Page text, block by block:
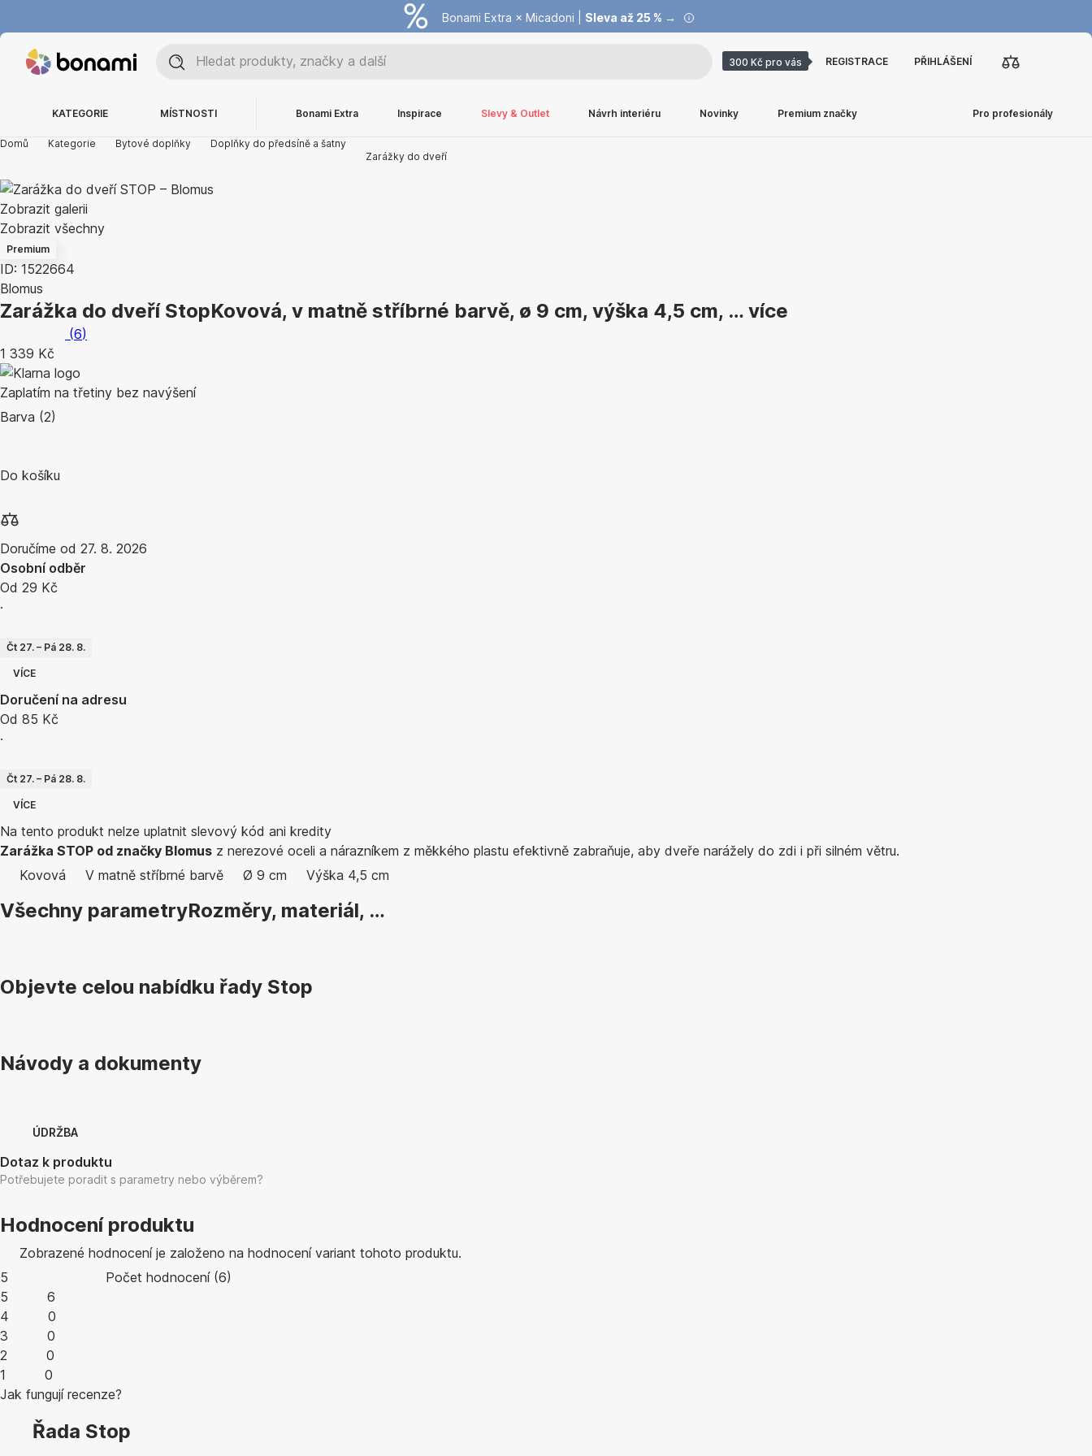
Bonami Extra × Micadoni | Sleva až 25 % →
Summer Sale |Ušetřete až 40 % →
300 Kč pro vás REGISTRACE PŘIHLÁŠENÍ
KATEGORIE MÍSTNOSTI Bonami Extra Inspirace Slevy & Outlet Návrh interiéru Novinky Premium značky Pro profesionály
Domů Kategorie Bytové doplňky
Doplňky do předsíně a šatny
Zarážky do dveří
Zobrazit galerii
Zobrazit všechny
Premium
ID: 1522664
Blomus
Zarážka do dveří StopKovová, v matně stříbrné barvě, ø 9 cm, výška 4,5 cm, … více
(6)
1 339 Kč
Zaplatím na třetiny bez navýšení
Barva (2)
Do košíku
Doručíme od 27. 8. 2026
Osobní odběr
Od 29 Kč
·
Čt 27. – Pá 28. 8.
VÍCE
Doručení na adresu
Od 85 Kč
·
Čt 27. – Pá 28. 8.
VÍCE
Na tento produkt nelze uplatnit slevový kód ani kredity
Zarážka STOP od značky Blomus z nerezové oceli a nárazníkem z měkkého plastu efektivně zabraňuje, aby dveře narážely do zdi i při silném větru.
Kovová
V matně stříbrné barvě Ø 9 cm Výška 4,5 cm
Všechny parametryRozměry, materiál, …
Objevte celou nabídku řady Stop
Návody a dokumenty
ÚDRŽBA
Dotaz k produktu
Potřebujete poradit s parametry nebo výběrem?
Hodnocení produktu
Zobrazené hodnocení je založeno na hodnocení variant tohoto produktu.
5
Počet hodnocení(6)
5
6
4
0
3
0
2
0
1
0
Jak fungují recenze?
Řada Stop